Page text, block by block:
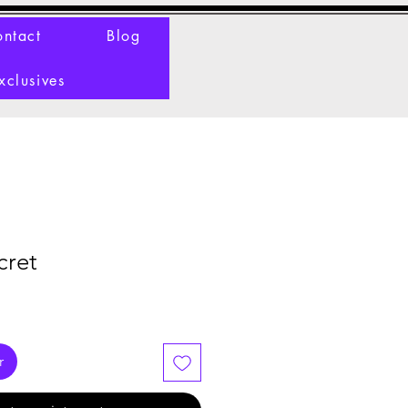
Blog